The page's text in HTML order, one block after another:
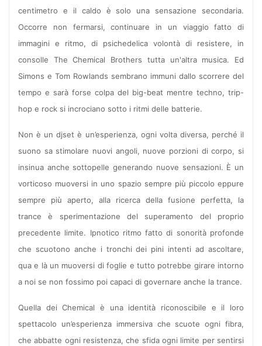
centimetro e il caldo è solo una sensazione secondaria.
Occorre non fermarsi, continuare in un viaggio fatto di
immagini e ritmo, di psichedelica volontà di resistere, in
consolle The Chemical Brothers tutta un'altra musica. Ed
Simons e Tom Rowlands sembrano immuni dallo scorrere del
tempo e sarà forse colpa del big-beat mentre techno, trip-
hop e rock si incrociano sotto i ritmi delle batterie.
Non è un djset è un’esperienza, ogni volta diversa, perché il
suono sa stimolare nuovi angoli, nuove porzioni di corpo, si
insinua anche sottopelle generando nuove sensazioni. È un
vorticoso muoversi in uno spazio sempre più piccolo eppure
sempre più aperto, alla ricerca della fusione perfetta, la
trance è sperimentazione del superamento del proprio
precedente limite. Ipnotico ritmo fatto di sonorità profonde
che scuotono anche i tronchi dei pini intenti ad ascoltare,
qua e là un muoversi di foglie e tutto potrebbe girare intorno
a noi se non fossimo poi capaci di governare anche la trance.
Quella dei Chemical è una identità riconoscibile e il loro
spettacolo un’esperienza immersiva che scuote ogni fibra,
che abbatte ogni resistenza, che sfida ogni limite per sentirsi